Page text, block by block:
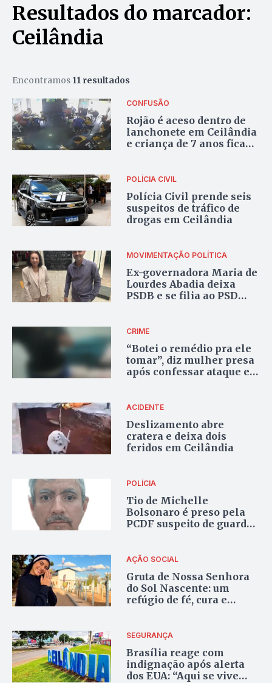
Resultados do marcador:
Ceilândia
Encontramos 11 resultados
CONFUSÃO
Rojão é aceso dentro de
lanchonete em Ceilândia
e criança de 7 anos fica
POLÍCIA CIVIL
Polícia Civil prende seis
suspeitos de tráfico de
drogas em Ceilândia
MOVIMENTAÇÃO POLÍTICA
Ex-governadora Maria de
Lourdes Abadia deixa
PSDB e se filia ao PSD
CRIME
“Botei o remédio pra ele
tomar”, diz mulher presa
após confessar ataque e
ACIDENTE
Deslizamento abre
cratera e deixa dois
feridos em Ceilândia
POLÍCIA
Tio de Michelle
Bolsonaro é preso pela
PCDF suspeito de guardar
AÇÃO SOCIAL
Gruta de Nossa Senhora
do Sol Nascente: um
refúgio de fé, cura e
SEGURANÇA
Brasília reage com
indignação após alerta
dos EUA: “Aqui se vive